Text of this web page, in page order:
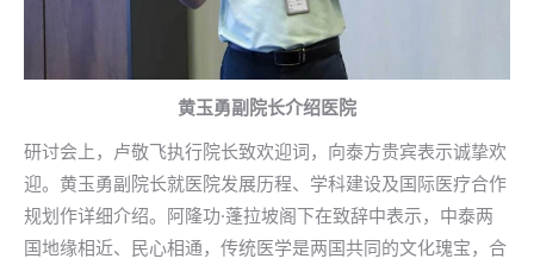
黄玉勇副院长介绍医院
研讨会上，卢敬飞执行院长致欢迎词，向泰方贵宾表示诚挚欢
迎。黄玉勇副院长就医院发展历程、学科建设及国际医疗合作
规划作详细介绍。阿隆功·蓬拉坡阁下在致辞中表示，中泰两
国地缘相近、民心相通，传统医学是两国共同的文化瑰宝，合